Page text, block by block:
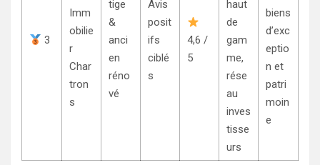
3
Imm
obilie
r
Char
tron
s
tige
&
anci
en
réno
vé
Avis
posit
ifs
ciblé
s
4,6 /
5
haut
de
gam
me,
rése
au
inves
tisse
urs
biens
d’exc
eptio
n et
patri
moin
e